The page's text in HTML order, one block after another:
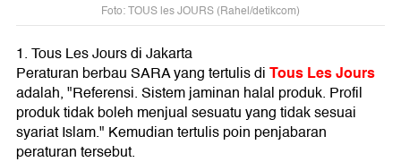
Foto: TOUS les JOURS (Rahel/detikcom)
1. Tous Les Jours di Jakarta
Peraturan berbau SARA yang tertulis diTous Les Jours
adalah, "Referensi. Sistem jaminan halal produk. Profil
produk tidak boleh menjual sesuatu yang tidak sesuai
syariat Islam." Kemudian tertulis poin penjabaran
peraturan tersebut.